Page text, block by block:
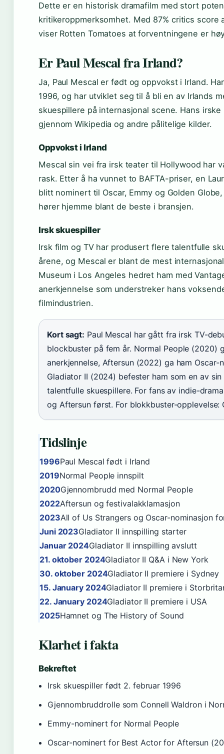
Dette er en historisk dramafilm med stort
kritikeroppmerksomhet. Med 87% critics score
viser Rotten Tomatoes at forventningene er
Er Paul Mescal fra Irland?
Ja, Paul Mescal er født og oppvokst i Irland.
1996, og har utviklet seg til å bli en av Irlands
skuespillere på internasjonal scene. Hans
gjennom Wikipedia og andre pålitelige kilder.
Oppvokst i Irland
Mescal sin vei fra irsk teater til Hollywood har
rask. Etter å ha vunnet to BAFTA-priser, en
blitt nominert til Oscar, Emmy og Golden
hører hjemme blant de beste i bransjen.
Irsk skuespiller
Irsk film og TV har produsert flere talentfulle
årene, og Mescal er blant de mest
Museum i Los Angeles hedret ham med
anerkjennelse som understreker hans
filmindustrien.
Kort sagt: Paul Mescal har gått fra irsk TV-
blockbuster på fem år. Normal People (2020)
anerkjennelse, Aftersun (2022) ga ham Oscar-
Gladiator II (2024) befester ham som en av
talentfulle skuespillere. For fans av indie-
og Aftersun først. For blokkbuster-opplevelse:
Tidslinje
1996Paul Mescal født i Irland
2019Normal People innspilt
2020Gjennombrudd med Normal People
2022Aftersun og festivalakklamasjon
2023All of Us Strangers og Oscar-nominasjon
Juni 2023Gladiator II innspilling starter
Januar 2024Gladiator II innspilling avslutt
21. oktober 2024Gladiator II Q&A i New York
30. oktober 2024Gladiator II premiere i Sydney
15. January 2024Gladiator II premiere i
22. January 2024Gladiator II premiere i USA
2025Hamnet og The History of Sound
Klarhet i fakta
Bekreftet
Irsk skuespiller født 2. februar 1996
Gjennombruddrolle som Connell Waldron i
Emmy-nominert for Normal People
Oscar-nominert for Best Actor for Aftersun